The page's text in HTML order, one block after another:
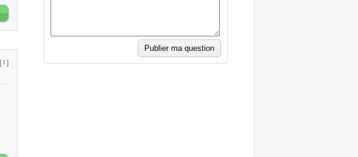
[ ! ]